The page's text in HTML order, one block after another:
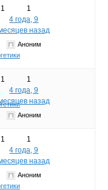
1
1
4 года, 9
назад
Аноним
1
1
4 года, 9
назад
Аноним
1
1
4 года, 9
назад
Аноним